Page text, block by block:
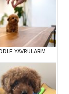
YAVRULARIM